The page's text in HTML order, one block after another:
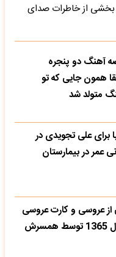
بخشی از خاطرات صدای
آهنگ دو پنجره
همون جایی که تو
متولد شد
برای علی تجویدی در
عمر در بیمارستان
از عروسی و کارت عروسی
اکبر عبدی سال 1365 توسط همسرش